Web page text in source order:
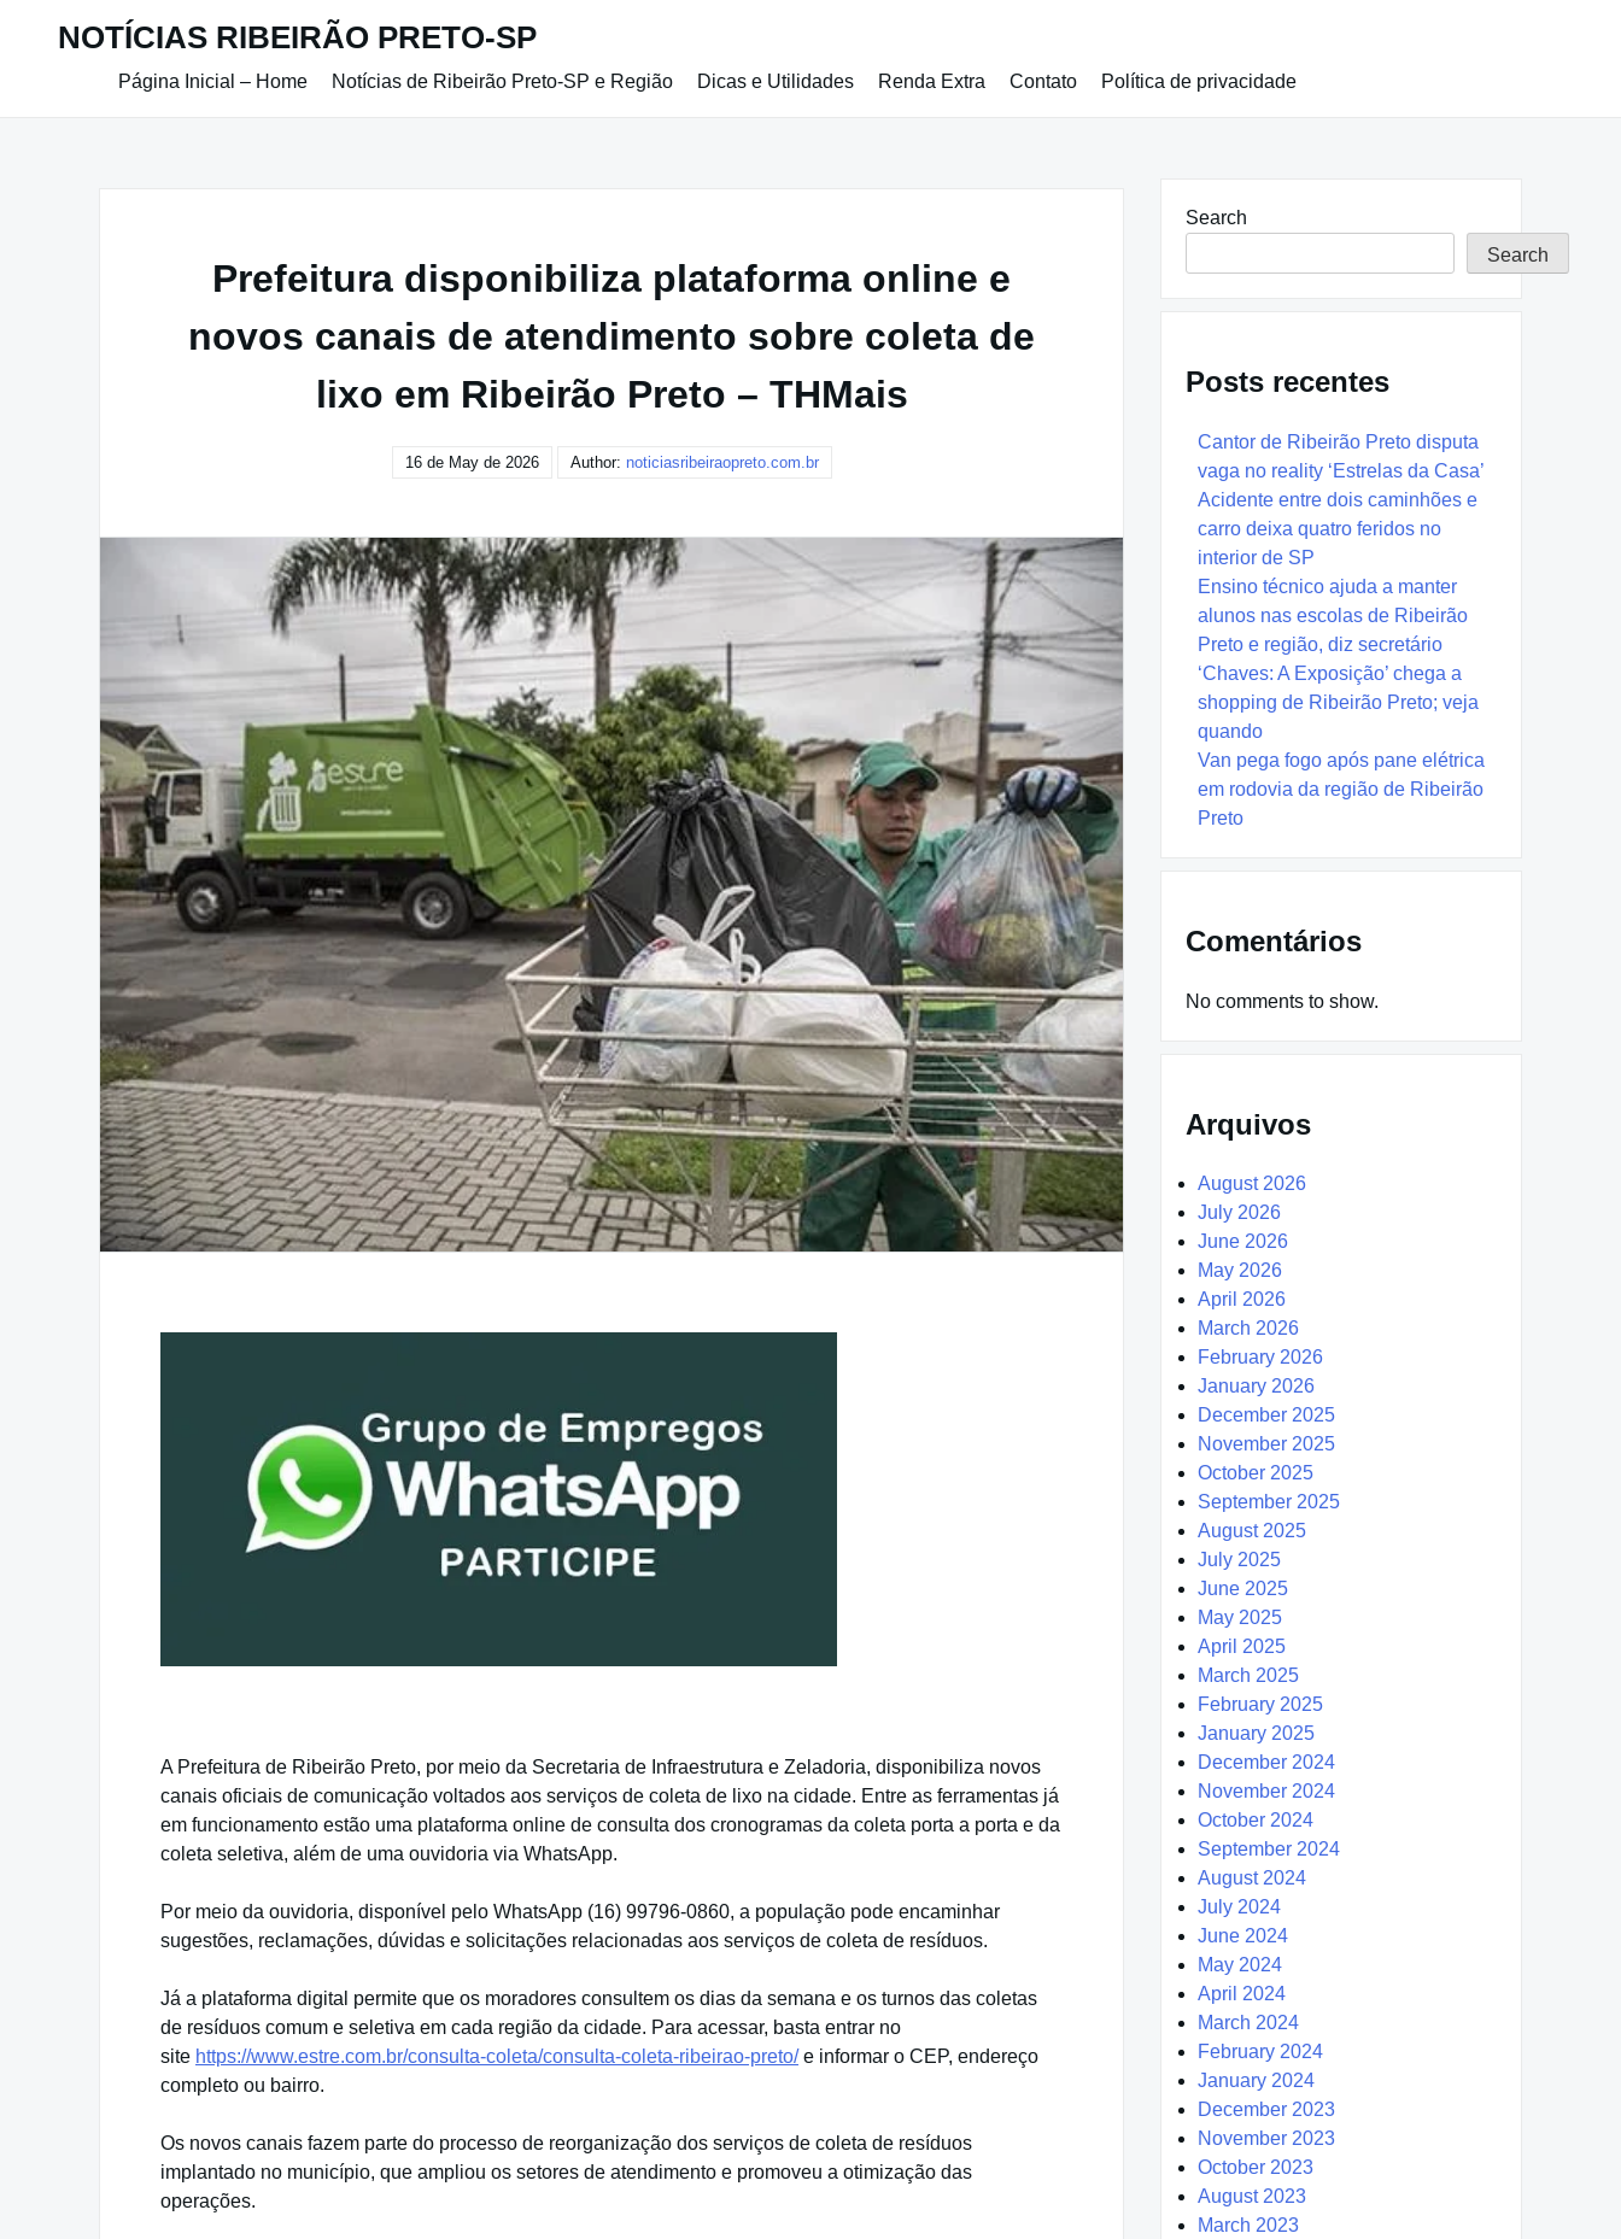
NOTÍCIAS RIBEIRÃO PRETO-SP
Página Inicial – Home Notícias de Ribeirão Preto-SP e Região Dicas e Utilidades Renda Extra Contato Política de privacidade
Prefeitura disponibiliza plataforma online e
novos canais de atendimento sobre coleta de
lixo em Ribeirão Preto – THMais
16 de May de 2026 Author: noticiasribeiraopreto.com.br
A Prefeitura de Ribeirão Preto, por meio da Secretaria de Infraestrutura e Zeladoria, disponibiliza novos
canais oficiais de comunicação voltados aos serviços de coleta de lixo na cidade. Entre as ferramentas já
em funcionamento estão uma plataforma online de consulta dos cronogramas da coleta porta a porta e da
coleta seletiva, além de uma ouvidoria via WhatsApp.
Por meio da ouvidoria, disponível pelo WhatsApp (16) 99796-0860, a população pode encaminhar
sugestões, reclamações, dúvidas e solicitações relacionadas aos serviços de coleta de resíduos.
Já a plataforma digital permite que os moradores consultem os dias da semana e os turnos das coletas
de resíduos comum e seletiva em cada região da cidade. Para acessar, basta entrar no
site https://www.estre.com.br/consulta-coleta/consulta-coleta-ribeirao-preto/e informar o CEP, endereço
completo ou bairro.
Os novos canais fazem parte do processo de reorganização dos serviços de coleta de resíduos
implantado no município, que ampliou os setores de atendimento e promoveu a otimização das
operações.
Search
Search
Posts recentes
Cantor de Ribeirão Preto disputa
vaga no reality ‘Estrelas da Casa’
Acidente entre dois caminhões e
carro deixa quatro feridos no
interior de SP
Ensino técnico ajuda a manter
alunos nas escolas de Ribeirão
Preto e região, diz secretário
‘Chaves: A Exposição’ chega a
shopping de Ribeirão Preto; veja
quando
Van pega fogo após pane elétrica
em rodovia da região de Ribeirão
Preto
Comentários
No comments to show.
Arquivos
August 2026
July 2026
June 2026
May 2026
April 2026
March 2026
February 2026
January 2026
December 2025
November 2025
October 2025
September 2025
August 2025
July 2025
June 2025
May 2025
April 2025
March 2025
February 2025
January 2025
December 2024
November 2024
October 2024
September 2024
August 2024
July 2024
June 2024
May 2024
April 2024
March 2024
February 2024
January 2024
December 2023
November 2023
October 2023
August 2023
March 2023